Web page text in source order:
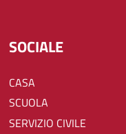
SOCIALE
CASA
SCUOLA
SERVIZIO CIVILE